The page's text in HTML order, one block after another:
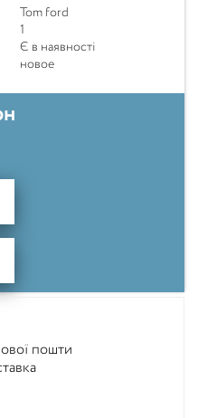
Tom ford
1
Є в наявності
новое
пошти